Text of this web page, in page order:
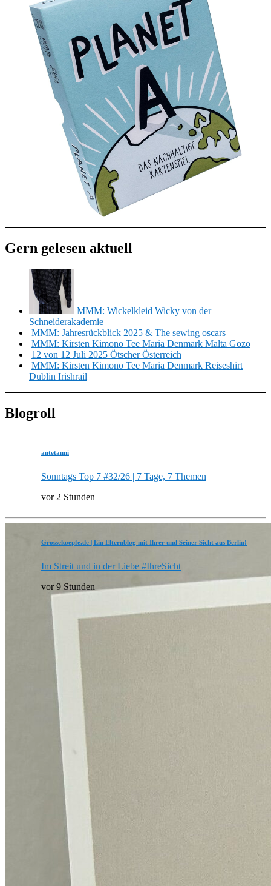
Gern gelesen aktuell
MMM: Wickelkleid Wicky von der
Schneiderakademie
MMM: Jahresrückblick 2025 & The sewing oscars
MMM: Kirsten Kimono Tee Maria Denmark Malta Gozo
12 von 12 Juli 2025 Ötscher Österreich
MMM: Kirsten Kimono Tee Maria Denmark Reiseshirt
Dublin Irishrail
Blogroll
antetanni
Sonntags Top 7 #32/26 | 7 Tage, 7 Themen
vor 2 Stunden
Grossekoepfe.de | Ein Elternblog mit Ihrer und Seiner Sicht aus Berlin!
Im Streit und in der Liebe #IhreSicht
vor 9 Stunden